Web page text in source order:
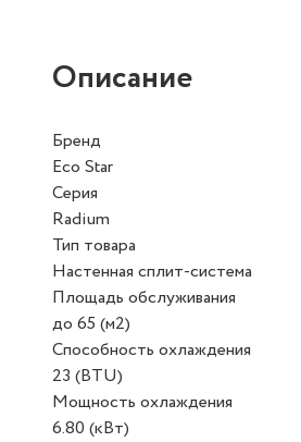
Описание
Бренд
Eco Star
Серия
Radium
Тип товара
Настенная сплит-система
Площадь обслуживания
до 65 (м2)
Способность охлаждения
23 (BTU)
Мощность охлаждения
6.80 (кВт)